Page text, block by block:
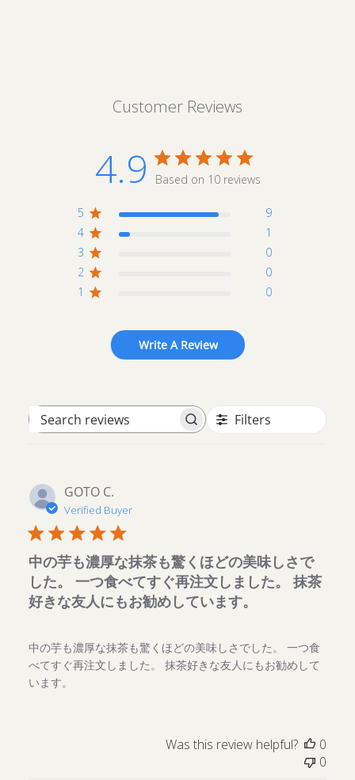
Customer Reviews
4.9 Based on 10 reviews
5
9
4
1
3
0
2
0
1
0
Write A Review
Search
Filters
GOTO C.
Verified Buyer
中の芋も濃厚な抹茶も驚くほどの美味しさで
した。 一つ食べてすぐ再注文しました。 抹茶
好きな友人にもお勧めしています。
中の芋も濃厚な抹茶も驚くほどの美味しさでした。 一つ食
べてすぐ再注文しました。 抹茶好きな友人にもお勧めして
います。
Was this review helpful?
0
0